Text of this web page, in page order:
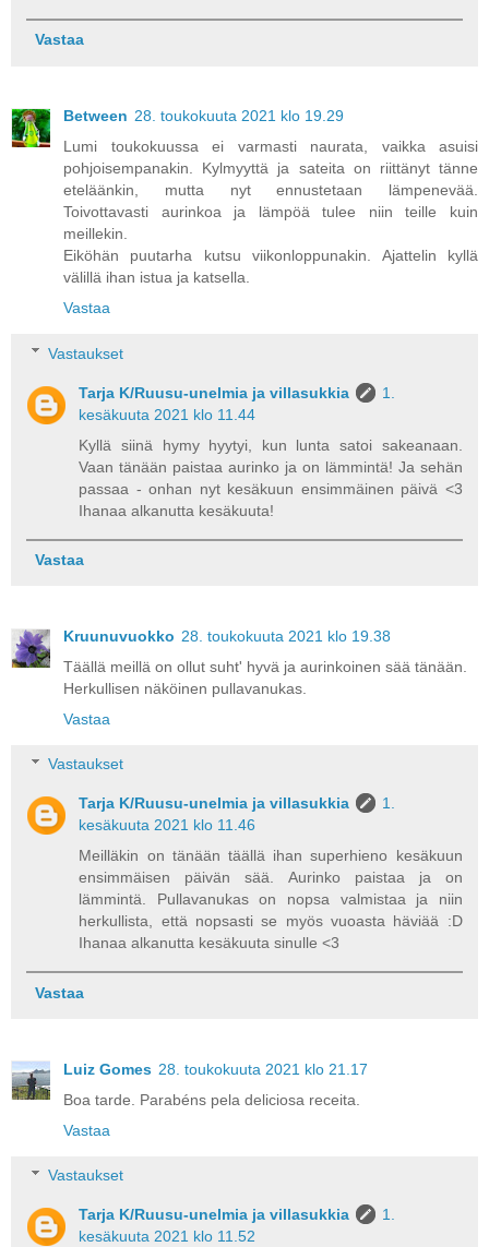
Vastaa
Between 28. toukokuuta 2021 klo 19.29
Lumi toukokuussa ei varmasti naurata, vaikka asuisi
pohjoisempanakin. Kylmyyttä ja sateita on riittänyt tänne
eteläänkin, mutta nyt ennustetaan lämpenevää.
Toivottavasti aurinkoa ja lämpöä tulee niin teille kuin
meillekin.
Eiköhän puutarha kutsu viikonloppunakin. Ajattelin kyllä
välillä ihan istua ja katsella.
Vastaa
Vastaukset
Tarja K/Ruusu-unelmia ja villasukkia
1.
kesäkuuta 2021 klo 11.44
Kyllä siinä hymy hyytyi, kun lunta satoi sakeanaan.
Vaan tänään paistaa aurinko ja on lämmintä! Ja sehän
passaa - onhan nyt kesäkuun ensimmäinen päivä <3
Ihanaa alkanutta kesäkuuta!
Vastaa
Kruunuvuokko 28. toukokuuta 2021 klo 19.38
Täällä meillä on ollut suht' hyvä ja aurinkoinen sää tänään.
Herkullisen näköinen pullavanukas.
Vastaa
Vastaukset
Tarja K/Ruusu-unelmia ja villasukkia
1.
kesäkuuta 2021 klo 11.46
Meilläkin on tänään täällä ihan superhieno kesäkuun
ensimmäisen päivän sää. Aurinko paistaa ja on
lämmintä. Pullavanukas on nopsa valmistaa ja niin
herkullista, että nopsasti se myös vuoasta häviää :D
Ihanaa alkanutta kesäkuuta sinulle <3
Vastaa
Luiz Gomes 28. toukokuuta 2021 klo 21.17
Boa tarde. Parabéns pela deliciosa receita.
Vastaa
Vastaukset
Tarja K/Ruusu-unelmia ja villasukkia
1.
kesäkuuta 2021 klo 11.52